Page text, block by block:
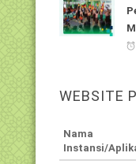
WEBSITE
Nama
Instansi/